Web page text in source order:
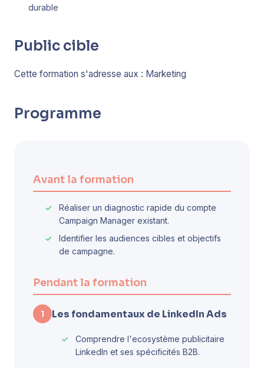
durable
Public cible
Cette formation s'adresse aux : Marketing
Programme
Avant la formation
Réaliser un diagnostic rapide du compte
Campaign Manager existant.
Identifier les audiences cibles et objectifs
de campagne.
Pendant la formation
1 Les fondamentaux de LinkedIn Ads
Comprendre l'ecosystème publicitaire
LinkedIn et ses spécificités B2B.